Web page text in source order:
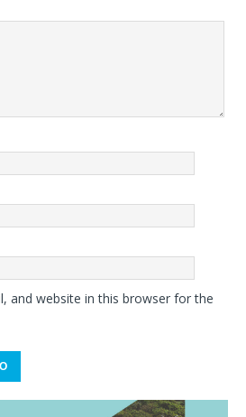
and website in this browser for the